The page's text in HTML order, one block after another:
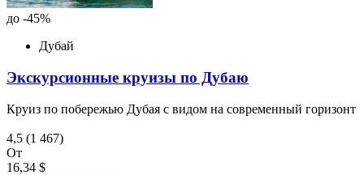
до -45%
Дубай
Экскурсионные круизы по Дубаю
Круиз по побережью Дубая с видом на современный горизонт
4,5 (1 467)
От
16,34 $